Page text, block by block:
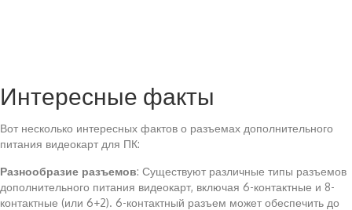
Интересные факты
Вот несколько интересных фактов о разъемах дополнительного
питания видеокарт для ПК:
Разнообразие разъемов: Существуют различные типы разъемов
дополнительного питания видеокарт, включая 6-контактные и 8-
контактные (или 6+2). 6-контактный разъем может обеспечить до